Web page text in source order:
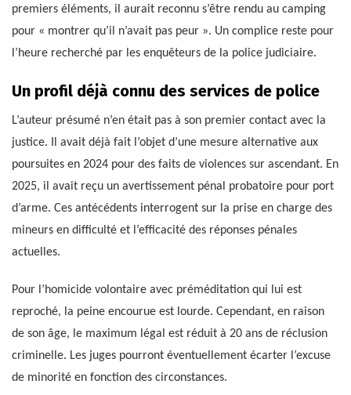
premiers éléments, il aurait reconnu s’être rendu au camping
pour « montrer qu’il n’avait pas peur ». Un complice reste pour
l’heure recherché par les enquêteurs de la police judiciaire.
Un profil déjà connu des services de police
L’auteur présumé n’en était pas à son premier contact avec la
justice. Il avait déjà fait l’objet d’une mesure alternative aux
poursuites en 2024 pour des faits de violences sur ascendant. En
2025, il avait reçu un avertissement pénal probatoire pour port
d’arme. Ces antécédents interrogent sur la prise en charge des
mineurs en difficulté et l’efficacité des réponses pénales
actuelles.
Pour l’homicide volontaire avec préméditation qui lui est
reproché, la peine encourue est lourde. Cependant, en raison
de son âge, le maximum légal est réduit à 20 ans de réclusion
criminelle. Les juges pourront éventuellement écarter l’excuse
de minorité en fonction des circonstances.